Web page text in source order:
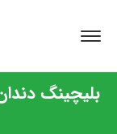
بلیچینگ